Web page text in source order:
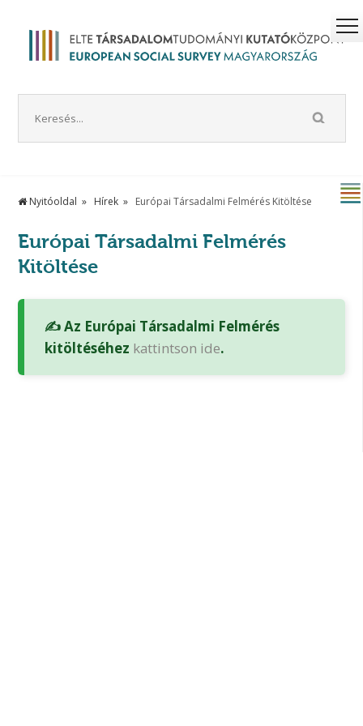
Nyitóoldal Hírek Európai Társadalmi Felmérés Kitöltése
Európai Társadalmi Felmérés
Kitöltése
✍️ Az Európai Társadalmi Felmérés
kitöltéséhez kattintson ide.